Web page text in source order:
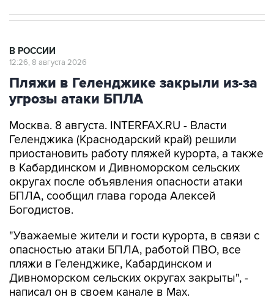
В РОССИИ
12:26, 8 августа 2026
Пляжи в Геленджике закрыли из-за
угрозы атаки БПЛА
Москва. 8 августа. INTERFAX.RU - Власти
Геленджика (Краснодарский край) решили
приостановить работу пляжей курорта, а также
в Кабардинском и Дивноморском сельских
округах после объявления опасности атаки
БПЛА, сообщил глава города Алексей
Богодистов.
"Уважаемые жители и гости курорта, в связи с
опасностью атаки БПЛА, работой ПВО, все
пляжи в Геленджике, Кабардинском и
Дивноморском сельских округах закрыты", -
написал он в своем канале в Max.